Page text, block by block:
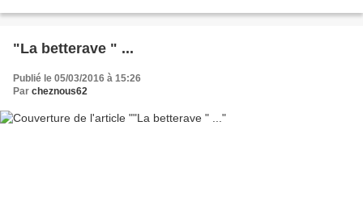
"La betterave " ...
Publié le 05/03/2016 à 15:26
Par cheznous62